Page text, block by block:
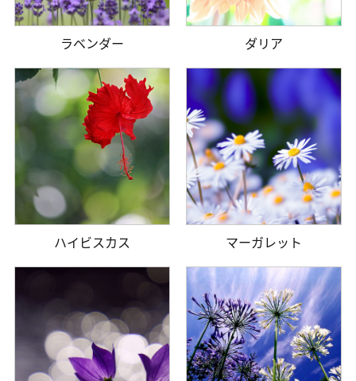
ラベンダー ダリア
ハイビスカス マーガレット